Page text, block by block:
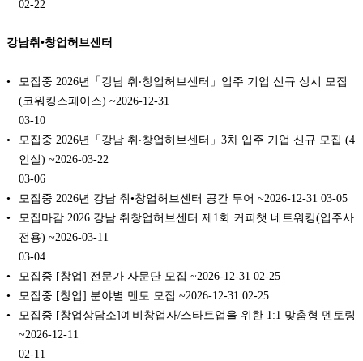
02-22
강남취•창업허브센터
모집중 2026년「강남 취‧창업허브센터」입주 기업 신규 상시 모집
(코워킹스페이스) ~2026-12-31
03-10
모집중 2026년「강남 취‧창업허브센터」3차 입주 기업 신규 모집 (4
인실) ~2026-03-22
03-06
모집중 2026년 강남 취•창업허브센터 공간 투어 ~2026-12-31 03-05
모집마감 2026 강남 취창업허브센터 제1회 커피챗 네트워킹(입주사
전용) ~2026-03-11
03-04
모집중 [창업] 전문가 자문단 모집 ~2026-12-31 02-25
모집중 [창업] 분야별 멘토 모집 ~2026-12-31 02-25
모집중 [창업상담소]예비창업자/스타트업을 위한 1:1 맞춤형 멘토링
~2026-12-11
02-11